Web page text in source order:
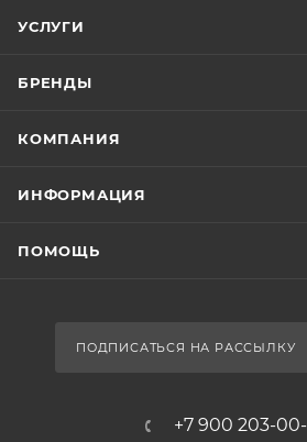
УСЛУГИ
БРЕНДЫ
КОМПАНИЯ
ИНФОРМАЦИЯ
ПОМОЩЬ
ПОДПИСАТЬСЯ НА РАССЫЛКУ
+7 900 203-